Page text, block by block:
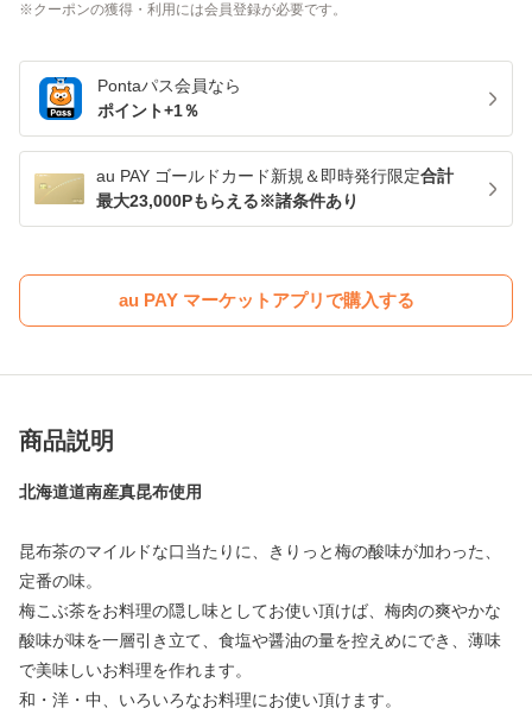
クーポンの獲得・利用には会員登録が必要です。
Pontaパス会員なら
ポイント+1％
au PAY ゴールドカード新規＆即時発行限定合計
最大23,000Pもらえる※諸条件あり
au PAY マーケットアプリで購入する
商品説明
北海道道南産真昆布使用
昆布茶のマイルドな口当たりに、きりっと梅の酸味が加わった、
定番の味。
梅こぶ茶をお料理の隠し味としてお使い頂けば、梅肉の爽やかな
酸味が味を一層引き立て、食塩や醤油の量を控えめにでき、薄味
で美味しいお料理を作れます。
和・洋・中、いろいろなお料理にお使い頂けます。